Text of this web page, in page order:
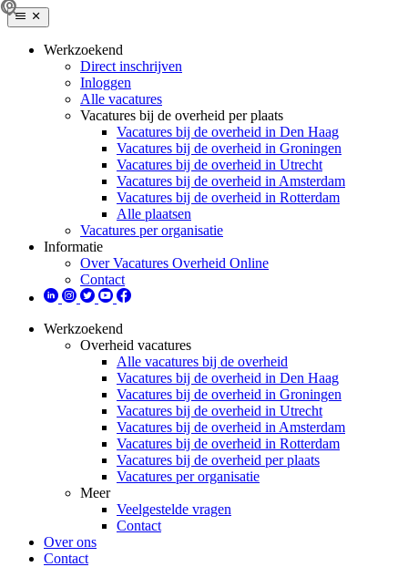
Werkzoekend
Direct inschrijven
Inloggen
Alle vacatures
Vacatures bij de overheid per plaats
Vacatures bij de overheid in Den Haag
Vacatures bij de overheid in Groningen
Vacatures bij de overheid in Utrecht
Vacatures bij de overheid in Amsterdam
Vacatures bij de overheid in Rotterdam
Alle plaatsen
Vacatures per organisatie
Informatie
Over Vacatures Overheid Online
Contact
Werkzoekend
Overheid vacatures
Alle vacatures bij de overheid
Vacatures bij de overheid in Den Haag
Vacatures bij de overheid in Groningen
Vacatures bij de overheid in Utrecht
Vacatures bij de overheid in Amsterdam
Vacatures bij de overheid in Rotterdam
Vacatures bij de overheid per plaats
Vacatures per organisatie
Meer
Veelgestelde vragen
Contact
Over ons
Contact